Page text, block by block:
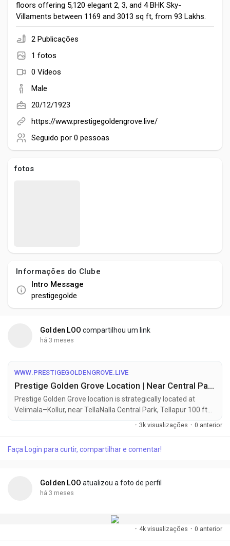
Discover Posts
Developers
Social Networth OS
Creator Commerce
Launch Startup
Talkfever App
floors offering 5,120 elegant 2, 3, and 4 BHK Sky-
Villaments between 1169 and 3013 sq ft, from ₹93 Lakhs.
2 Publicações
1 fotos
0 Vídeos
Male
20/12/1923
https://www.prestigegoldengrove.live/
Seguido por 0 pessoas
fotos
Informações do Clube
Intro Message
prestigegolde
Golden LOO compartilhou um link
há 3 meses
WWW.PRESTIGEGOLDENGROVE.LIVE
Prestige Golden Grove Location | Near Central Park | Tellapur, HYD
Prestige Golden Grove location is strategically located at
Velimala–Kollur, near TellaNalla Central Park, Tellapur 100 ft
Main Road, West Hyderabad, Telangana – 502032.
· 3k visualizações · 0 anterior
Faça Login para curtir, compartilhar e comentar!
Golden LOO atualizou a foto de perfil
há 3 meses
· 4k visualizações · 0 anterior